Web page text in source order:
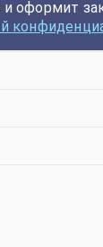
оформит